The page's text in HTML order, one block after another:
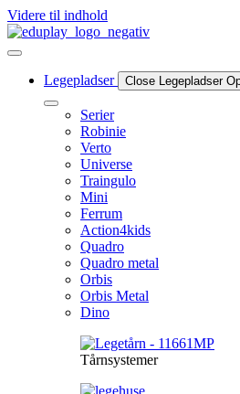
Videre til indhold
Legepladser Close Legepladser
Serier
Robinie
Verto
Universe
Traingulo
Mini
Ferrum
Action4kids
Quadro
Quadro metal
Orbis
Orbis Metal
Dino
Tårnsystemer